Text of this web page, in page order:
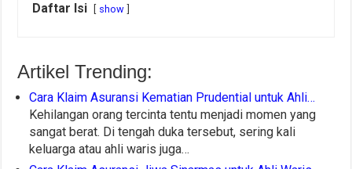
Daftar Isi show
Artikel Trending:
Cara Klaim Asuransi Kematian Prudential untuk Ahli…
Kehilangan orang tercinta tentu menjadi momen yang
sangat berat. Di tengah duka tersebut, sering kali
keluarga atau ahli waris juga…